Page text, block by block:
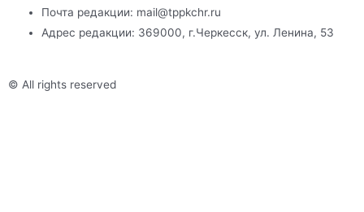
Почта редакции: mail@tppkchr.ru
Адрес редакции: 369000, г.Черкесск, ул. Ленина, 53
© All rights reserved